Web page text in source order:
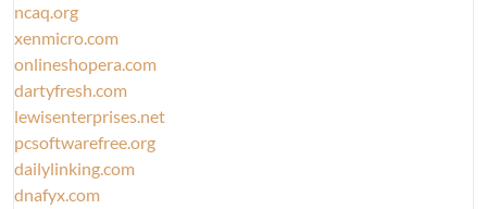
ncaq.org
xenmicro.com
onlineshopera.com
dartyfresh.com
lewisenterprises.net
pcsoftwarefree.org
dailylinking.com
dnafyx.com